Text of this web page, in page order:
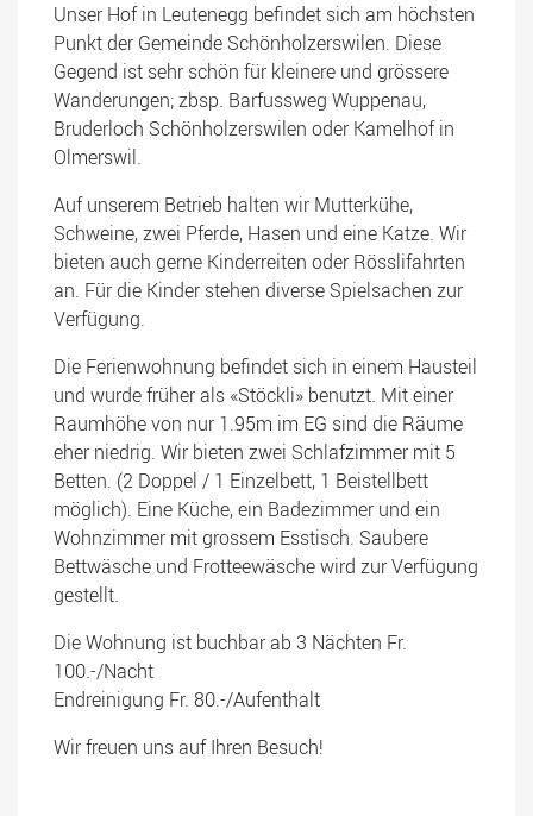
Unser Hof in Leutenegg befindet sich am höchsten
Punkt der Gemeinde Schönholzerswilen. Diese
Gegend ist sehr schön für kleinere und grössere
Wanderungen; zbsp. Barfussweg Wuppenau,
Bruderloch Schönholzerswilen oder Kamelhof in
Olmerswil.
Auf unserem Betrieb halten wir Mutterkühe,
Schweine, zwei Pferde, Hasen und eine Katze. Wir
bieten auch gerne Kinderreiten oder Rösslifahrten
an. Für die Kinder stehen diverse Spielsachen zur
Verfügung.
Die Ferienwohnung befindet sich in einem Hausteil
und wurde früher als «Stöckli» benutzt. Mit einer
Raumhöhe von nur 1.95m im EG sind die Räume
eher niedrig. Wir bieten zwei Schlafzimmer mit 5
Betten. (2 Doppel / 1 Einzelbett, 1 Beistellbett
möglich). Eine Küche, ein Badezimmer und ein
Wohnzimmer mit grossem Esstisch. Saubere
Bettwäsche und Frotteewäsche wird zur Verfügung
gestellt.
Die Wohnung ist buchbar ab 3 Nächten Fr.
100.-/Nacht
Endreinigung Fr. 80.-/Aufenthalt
Wir freuen uns auf Ihren Besuch!